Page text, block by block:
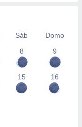
Sáb
Domo
8 9
15 16